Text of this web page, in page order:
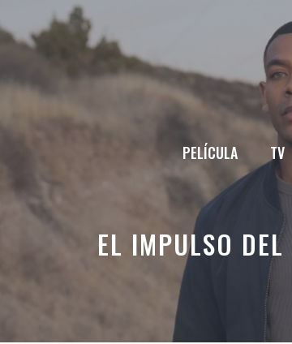
al
PELÍCULA TV
EL IMPULSO